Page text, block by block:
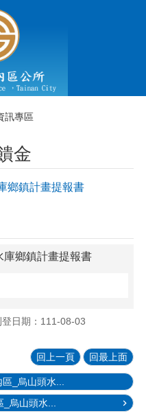
訊專區
金
鄉鎮計畫提報書
庫鄉鎮計畫提報書
登日期：111-08-03
回上一頁 回最上面
_烏山頭水...
_烏山頭水...